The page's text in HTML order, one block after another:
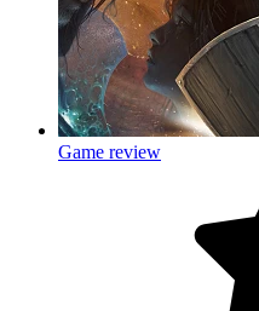
Game review